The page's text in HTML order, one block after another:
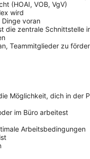
(HOAI, VOB, VgV)
wird
voran
die zentrale Schnittstelle
Teammitglieder zu
Möglichkeit, dich in der
im Büro arbeitest
Arbeitsbedingungen